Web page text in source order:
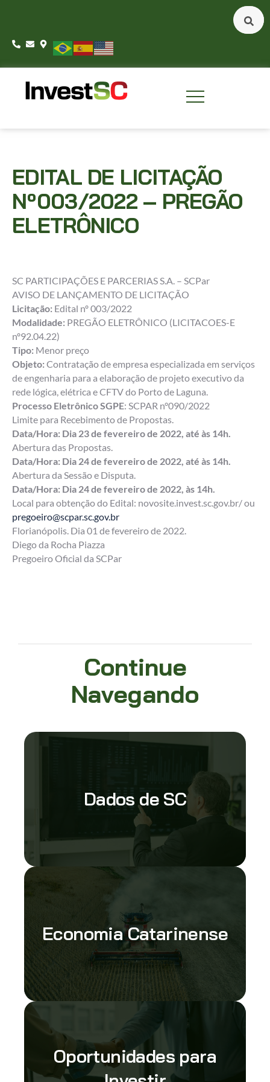
EDITAL DE LICITAÇÃO
Nº003/2022 – PREGÃO
ELETRÔNICO
SC PARTICIPAÇÕES E PARCERIAS S.A. – SCPar
AVISO DE LANÇAMENTO DE LICITAÇÃO
Licitação: Edital nº 003/2022
Modalidade: PREGÃO ELETRÔNICO (LICITACOES-E
nº92.04.22)
Tipo: Menor preço
Objeto: Contratação de empresa especializada em serviços
de engenharia para a elaboração de projeto executivo da
rede lógica, elétrica e CFTV do Porto de Laguna.
Processo Eletrônico SGPE: SCPAR n°090/2022
Limite para Recebimento de Propostas.
Data/Hora: Dia 23 de fevereiro de 2022, até às 14h.
Abertura das Propostas.
Data/Hora: Dia 24 de fevereiro de 2022, até às 14h.
Abertura da Sessão e Disputa.
Data/Hora: Dia 24 de fevereiro de 2022, às 14h.
Local para obtenção do Edital: novosite.invest.sc.gov.br/ ou
pregoeiro@scpar.sc.gov.br
Florianópolis. Dia 01 de fevereiro de 2022.
Diego da Rocha Piazza
Pregoeiro Oficial da SCPar
Continue
Navegando
Dados de SC
Economia Catarinense
Oportunidades para